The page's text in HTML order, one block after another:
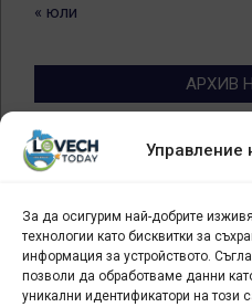
Управление
За да осигурим най-добрите
технологии като бисквитки за
информация за устройството.
позволи да обработваме данни
уникални идентификатори на този
« юли
АРХИВ
Архив
новини
Арт галерия "Мостове" –
СЕВЕРОЗАПАДА